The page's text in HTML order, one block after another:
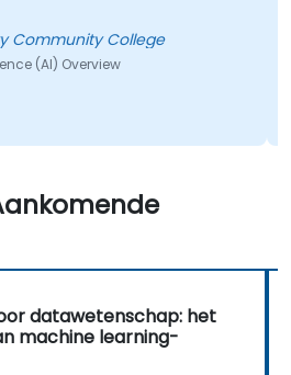
Community College
(AI) Overview
datawetenschap: het
machine learning-